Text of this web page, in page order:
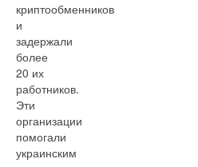
криптообменников
и
задержали
более
20 их
работников.
Эти
организации
помогали
украинским